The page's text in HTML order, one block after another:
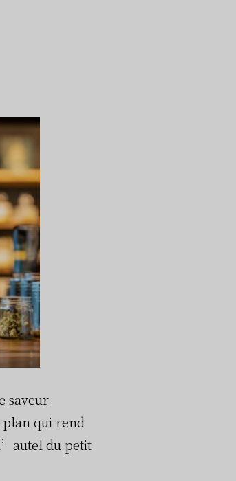
saveur
qui rend
du petit